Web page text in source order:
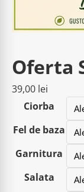
Oferta
39,00 lei
Ciorba
Fel de baza
Garnitura
Salata